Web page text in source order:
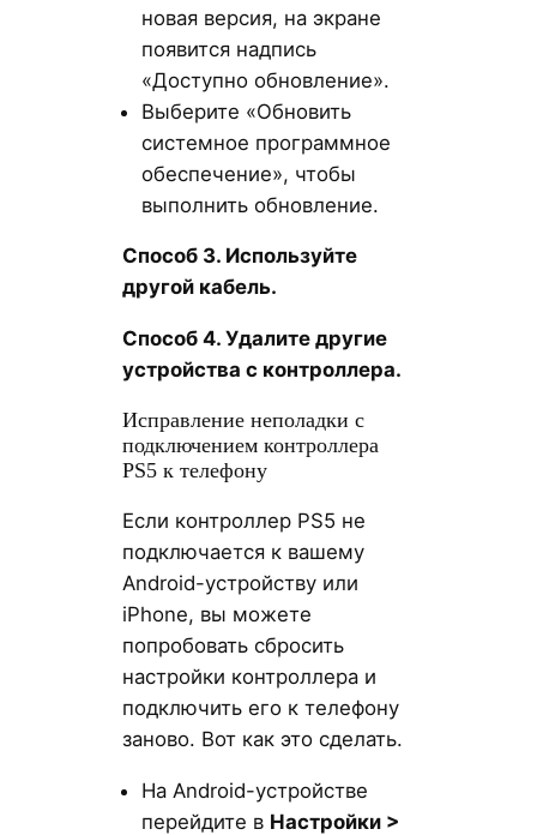
новая версия, на экране
появится надпись
«Доступно обновление».
Выберите «Обновить
системное программное
обеспечение», чтобы
выполнить обновление.
Способ 3. Используйте
другой кабель.
Способ 4. Удалите другие
устройства с контроллера.
Исправление неполадки с
подключением контроллера
PS5 к телефону
Если контроллер PS5 не
подключается к вашему
Android-устройству или
iPhone, вы можете
попробовать сбросить
настройки контроллера и
подключить его к телефону
заново. Вот как это сделать.
На Android-устройстве
перейдите в Настройки >